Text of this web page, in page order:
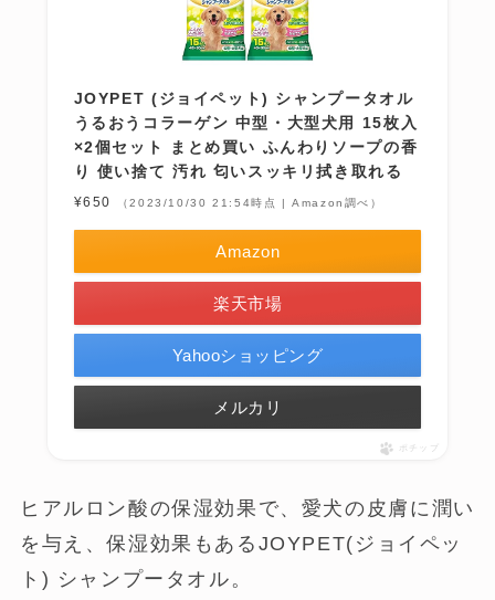
JOYPET (ジョイペット) シャンプータオル
うるおうコラーゲン 中型・大型犬用 15枚入
×2個セット まとめ買い ふんわりソープの香
り 使い捨て 汚れ 匂いスッキリ拭き取れる
¥650 （2023/10/30 21:54時点 | Amazon調べ）
Amazon
楽天市場
Yahooショッピング
メルカリ
ポチップ
ヒアルロン酸の保湿効果で、愛犬の皮膚に潤い
を与え、保湿効果もあるJOYPET(ジョイペッ
ト) シャンプータオル。